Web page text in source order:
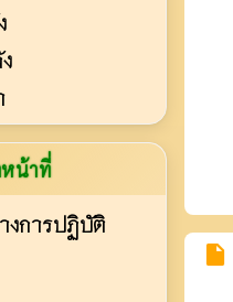
หน้าที่
งการปฏิบัติ
insert_drive_file